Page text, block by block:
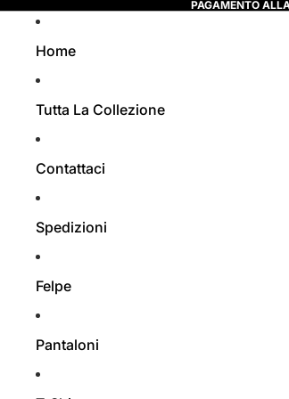
PAGAMENTO
Home
Tutta La Collezione
Contattaci
Spedizioni
Felpe
Pantaloni